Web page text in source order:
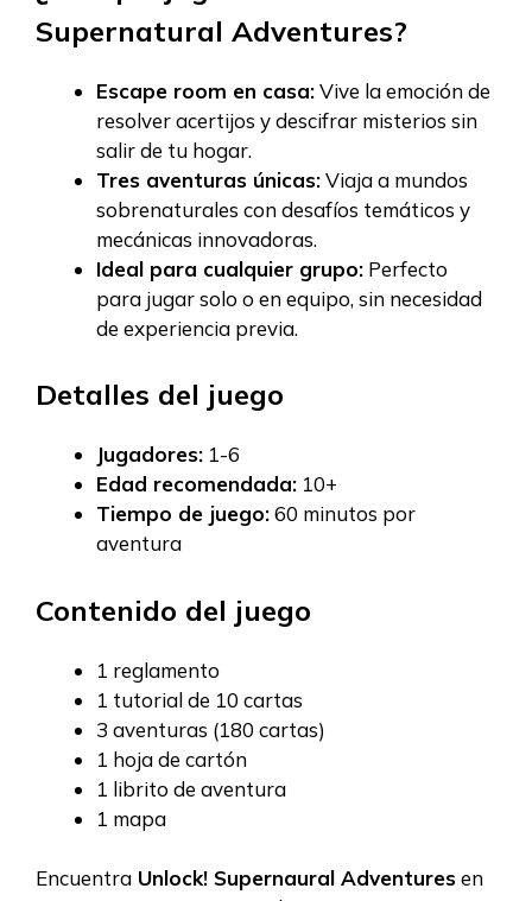
Supernatural Adventures?
Escape room en casa:Vive la emoción de
resolver acertijos y descifrar misterios sin
salir de tu hogar.
Tres aventuras únicas:Viaja a mundos
sobrenaturales con desafíos temáticos y
mecánicas innovadoras.
Ideal para cualquier grupo: Perfecto
para jugar solo o en equipo, sin necesidad
de experiencia previa.
Detalles del juego
Jugadores: 1-6
Edad recomendada: 10+
Tiempo de juego:60 minutos por
aventura
Contenido del juego
1 reglamento
1 tutorial de 10 cartas
3 aventuras (180 cartas)
1 hoja de cartón
1 librito de aventura
1 mapa
Encuentra Unlock! Supernaural Adventuresen